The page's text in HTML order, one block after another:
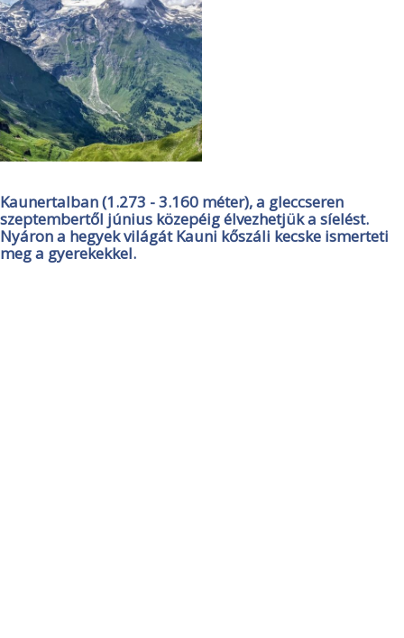
Kaunertalban (1.273 - 3.160 méter), a gleccseren
szeptembertől június közepéig élvezhetjük a síelést.
Nyáron a hegyek világát Kauni kőszáli kecske ismerteti
meg a gyerekekkel.